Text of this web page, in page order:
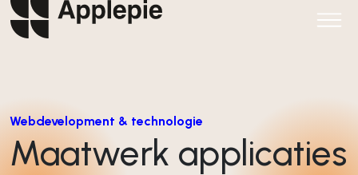
Webdevelopment & technologie
Maatwerk applicaties